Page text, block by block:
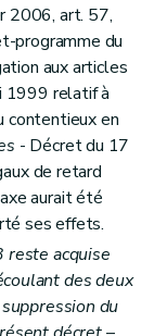
2006, art. 57,
programme du
aux articles
1999 relatif à
contentieux en
- Décret du 17
de retard
aurait été
ses effets.
reste acquise
des deux
du